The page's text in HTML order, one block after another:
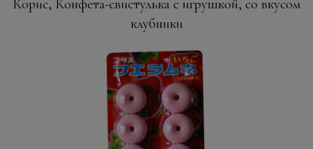
Корис, Конфета-свистулька с игрушкой, со вкусом
клубники